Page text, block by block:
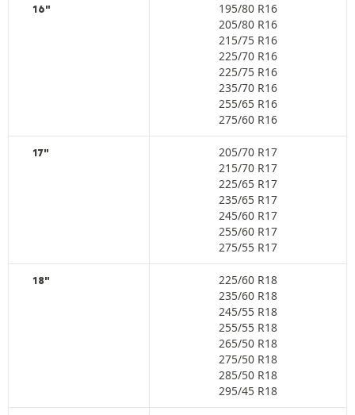
16"
195/80 R16
205/80 R16
215/75 R16
225/70 R16
225/75 R16
235/70 R16
255/65 R16
275/60 R16
17"
205/70 R17
215/70 R17
225/65 R17
235/65 R17
245/60 R17
255/60 R17
275/55 R17
18"
225/60 R18
235/60 R18
245/55 R18
255/55 R18
265/50 R18
275/50 R18
285/50 R18
295/45 R18